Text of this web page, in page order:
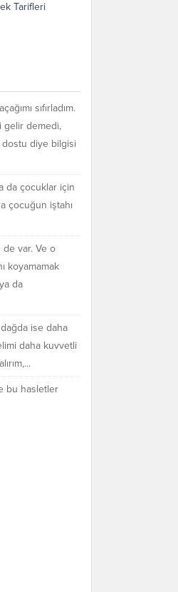
Tarifleri
sıfırladım.
gelir demedi,
dostu diye bilgisi
da çocuklar için
çocuğun iştahı
var. Ve o
koyamamak
da
ise daha
daha kuvvetli
bu hasletler